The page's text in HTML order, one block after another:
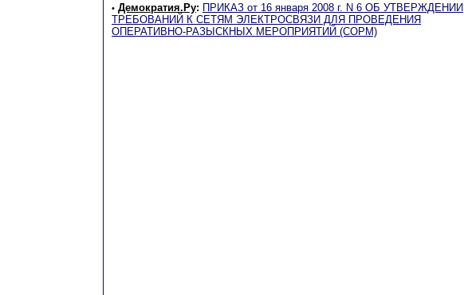
• Демократия.Ру: ПРИКАЗ от 16 января 2008 г. N 6 ОБ УТВЕРЖДЕНИИ
ТРЕБОВАНИЙ К СЕТЯМ ЭЛЕКТРОСВЯЗИ ДЛЯ ПРОВЕДЕНИЯ
ОПЕРАТИВНО-РАЗЫСКНЫХ МЕРОПРИЯТИЙ (СОРМ)